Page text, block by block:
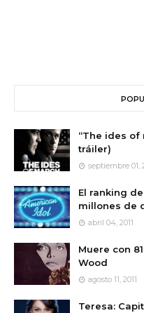
“The ides of
tráiler)
septiembre 01,
El ranking
millones de
abril 04, 2011
Muere con
Wood
agosto 11, 2011
Teresa: